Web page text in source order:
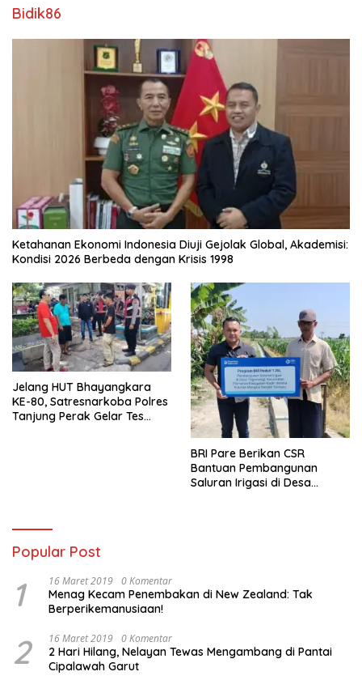
Bidik86
Ketahanan Ekonomi Indonesia Diuji Gejolak Global, Akademisi:
Kondisi 2026 Berbeda dengan Krisis 1998
Jelang HUT Bhayangkara
KE-80, Satresnarkoba Polres
Tanjung Perak Gelar Tes
BRI Pare Berikan CSR
Bantuan Pembangunan
Saluran Irigasi di Desa
Popular Post
1 16 Maret 2019 0 Komentar
Menag Kecam Penembakan di New Zealand: Tak
Berperikemanusiaan!
2 16 Maret 2019 0 Komentar
2 Hari Hilang, Nelayan Tewas Mengambang di Pantai
Cipalawah Garut